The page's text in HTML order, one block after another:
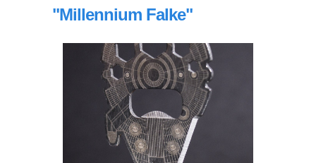
"Millennium Falke"